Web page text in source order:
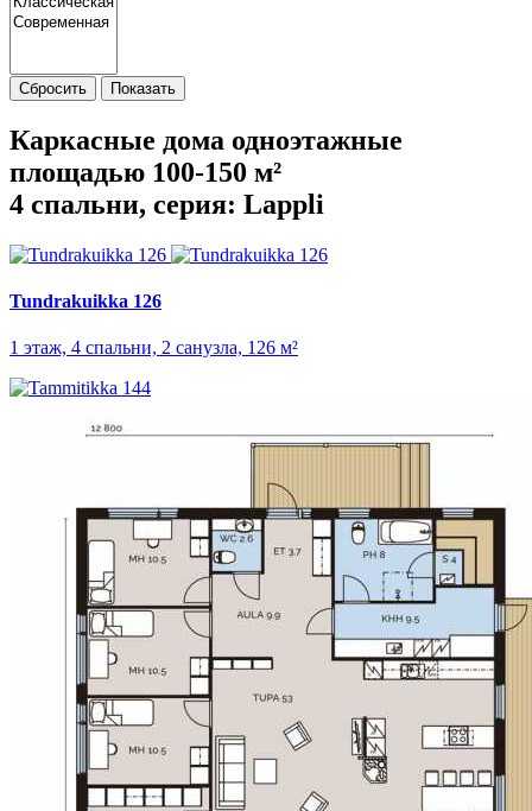
Сбросить Показать
Каркасные дома одноэтажные
площадью 100-150 м²
4 спальни, cерия: Lappli
Tundrakuikka 126
1 этаж, 4 спальни, 2 санузла, 126 м²